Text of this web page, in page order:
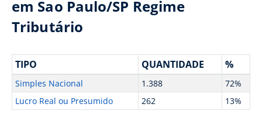
em Sao Paulo/SP Regime
Tributário
TIPO QUANTIDADE %
Simples Nacional 1.388
72%
Lucro Real ou Presumido
262 13%